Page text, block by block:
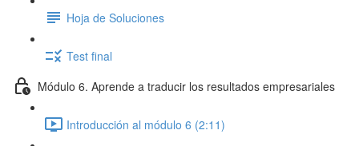
Hoja de Soluciones
Test final
Módulo 6. Aprende a traducir los resultados empresariales
Introducción al módulo 6 (2:11)